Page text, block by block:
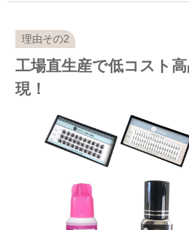
工場直生産で低コスト
現！